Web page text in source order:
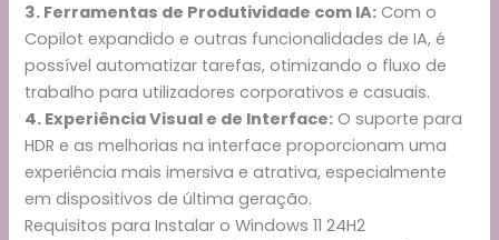
3. Ferramentas de Produtividade com IA: Com o
Copilot expandido e outras funcionalidades de IA, é
possível automatizar tarefas, otimizando o fluxo de
trabalho para utilizadores corporativos e casuais.
4. Experiência Visual e de Interface: O suporte para
HDR e as melhorias na interface proporcionam uma
experiência mais imersiva e atrativa, especialmente
em dispositivos de última geração.
Requisitos para Instalar o Windows 11 24H2